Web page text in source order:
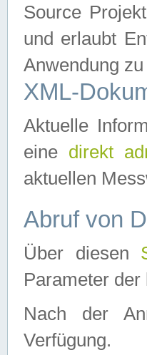
Source Projekt
und erlaubt
Anwendung
XML-
Aktuelle
eine direkt
aktuellen
Abruf von
Über diesen
Parameter der
Nach der
Verfügung.